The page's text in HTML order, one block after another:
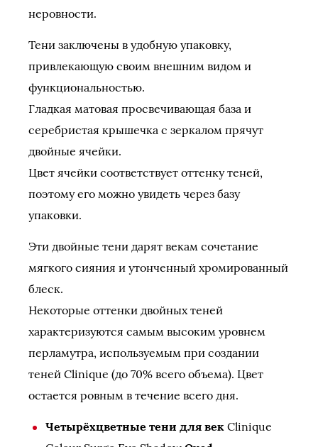
неровности.
Тени заключены в удобную упаковку,
привлекающую своим внешним видом и
функциональностью.
Гладкая матовая просвечивающая база и
серебристая крышечка с зеркалом прячут
двойные ячейки.
Цвет ячейки соответствует оттенку теней,
поэтому его можно увидеть через базу
упаковки.
Эти двойные тени дарят векам сочетание
мягкого сияния и утонченный хромированный
блеск.
Некоторые оттенки двойных теней
характеризуются самым высоким уровнем
перламутра, используемым при создании
теней Clinique (до 70% всего объема). Цвет
остается ровным в течение всего дня.
Четырёхцветные тени для век Clinique